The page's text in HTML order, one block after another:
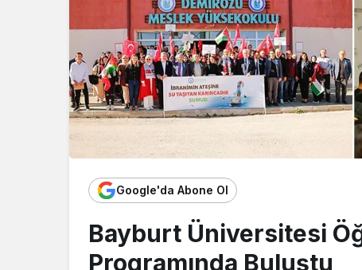
Google'da Abone Ol
Bayburt Üniversitesi
Programında Buluştu